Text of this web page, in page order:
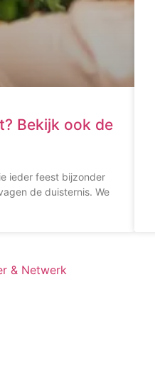
Bekijk ook de
ieder feest bijzonder
de duisternis. We
& Netwerk